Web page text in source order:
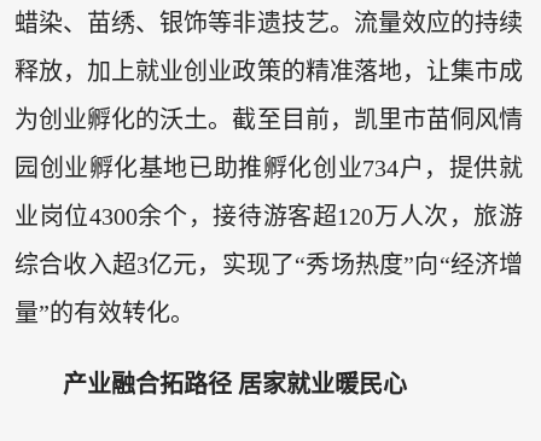
蜡染、苗绣、银饰等非遗技艺。流量效应的持续
释放，加上就业创业政策的精准落地，让集市成
为创业孵化的沃土。截至目前，凯里市苗侗风情
园创业孵化基地已助推孵化创业734户，提供就
业岗位4300余个，接待游客超120万人次，旅游
综合收入超3亿元，实现了“秀场热度”向“经济增
量”的有效转化。
产业融合拓路径 居家就业暖民心